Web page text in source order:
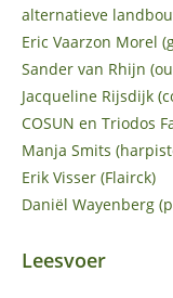
alternatieve
Eric Vaarzon Morel
Sander van Rhijn
Jacqueline Rijsdijk
COSUN en Triodos
Manja Smits
Erik Visser (Flairck)
Daniël Wayenberg
Leesvoer